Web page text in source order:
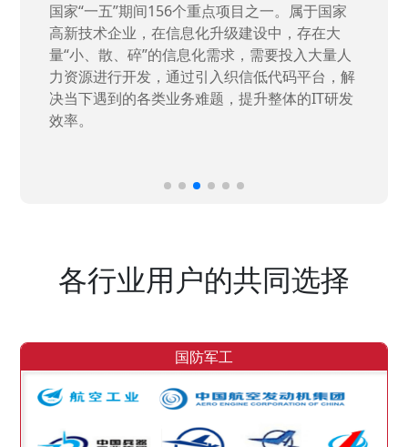
国家“一五”期间156个重点项目之一。属于国家
高新技术企业，在信息化升级建设中，存在大
量“小、散、碎”的信息化需求，需要投入大量人
力资源进行开发，通过引入织信低代码平台，解
决当下遇到的各类业务难题，提升整体的IT研发
效率。
各行业用户的共同选择
国防军工